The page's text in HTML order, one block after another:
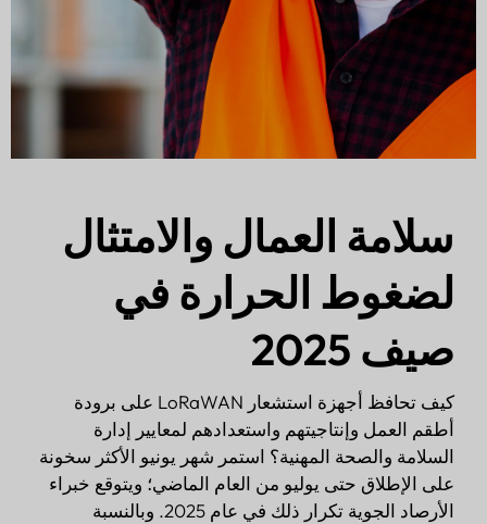
سلامة العمال والامتثال
لضغوط الحرارة في
صيف 2025
كيف تحافظ أجهزة استشعار LoRaWAN على برودة
أطقم العمل وإنتاجيتهم واستعدادهم لمعايير إدارة
السلامة والصحة المهنية؟ استمر شهر يونيو الأكثر سخونة
على الإطلاق حتى يوليو من العام الماضي؛ ويتوقع خبراء
الأرصاد الجوية تكرار ذلك في عام 2025. وبالنسبة